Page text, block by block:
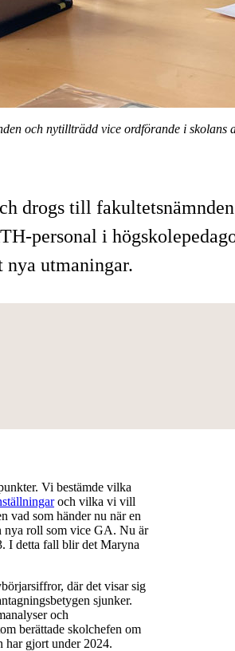
och nytillträdd vice ordförande i skolans
drogs till
personal i
nya utmaningar.
Vi bestämde vilka
och vilka vi vill
vad som händer nu när en
nya roll som vice GA. Nu är
I detta fall blir det Maryna
där det visar sig
sjunker.
och
berättade skolchefen om
har gjort under 2024.